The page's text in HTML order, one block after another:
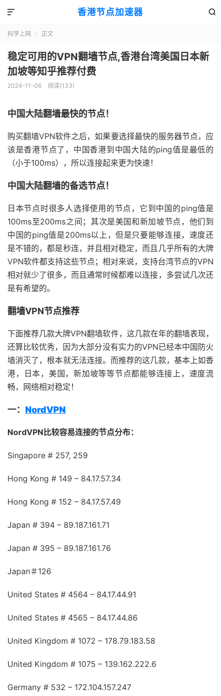
香港节点加速器 

科学上网  正文
稳定可用的VPN翻墙节点,香港台湾美国日本新
加坡等知乎推荐付费
2024-11-06 阅读(133)
中国大陆翻墙最快的节点！
购买翻墙VPN软件之后，如果要选择最快的服务器节点，应
该是香港节点了，中国香港到中国大陆的ping值是最低的
（小于100ms），所以连接起来更为快速！
中国大陆翻墙的备选节点！
日本节点时很多人选择使用的节点，它到中国的ping值是
100ms至200ms之间；其次是美国和新加坡节点，他们到
中国的ping值是200ms以上，但是只要能够连接，速度还
是不错的，都是秒连，并且相对稳定，而且几乎所有的大牌
VPN软件都支持这些节点；相对来说，支持台湾节点的VPN
相对就少了很多，而且通常时候都难以连接，多尝试几次还
是有希望的。
翻墙VPN节点推荐
下面推荐几款大牌VPN翻墙软件，这几款在年的翻墙表现，
还算比较优秀，因为大部分没有实力的VPN已经本中国防火
墙消灭了，根本就无法连接。而推荐的这几款，基本上如香
港，日本，美国，新加坡等等节点都能够连接上，速度流
畅，网络相对稳定！
一： NordVPN
NordVPN比较容易连接的节点分布：
Singapore # 257, 259
Hong Kong # 149 – 84.17.57.34
Hong Kong # 152 – 84.17.57.49
Japan # 394 – 89.187.161.71
Japan # 395 – 89.187.161.76
Japan＃126
United States # 4564 – 84.17.44.91
United States # 4565 – 84.17.44.86
United Kingdom # 1072 – 178.79.183.58
United Kingdom # 1075 – 139.162.222.6
Germany # 532 – 172.104.157.247